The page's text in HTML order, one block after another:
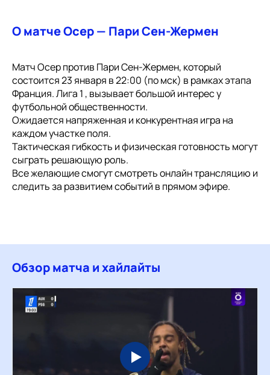
О матче Осер — Пари Сен-Жермен
Матч Осер против Пари Сен-Жермен, который
состоится 23 января в 22:00 (по мск) в рамках этапа
Франция. Лига 1 , вызывает большой интерес у
футбольной общественности.
Ожидается напряженная и конкурентная игра на
каждом участке поля.
Тактическая гибкость и физическая готовность могут
сыграть решающую роль.
Все желающие смогут смотреть онлайн трансляцию и
следить за развитием событий в прямом эфире.
Обзор матча и хайлайты